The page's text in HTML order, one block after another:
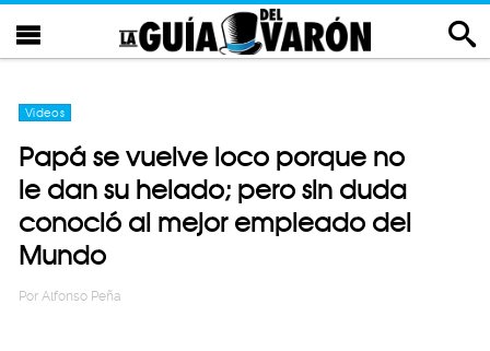
Videos
Papá se vuelve loco porque no
le dan su helado; pero sin duda
conoció al mejor empleado del
Mundo
Por Alfonso Peña